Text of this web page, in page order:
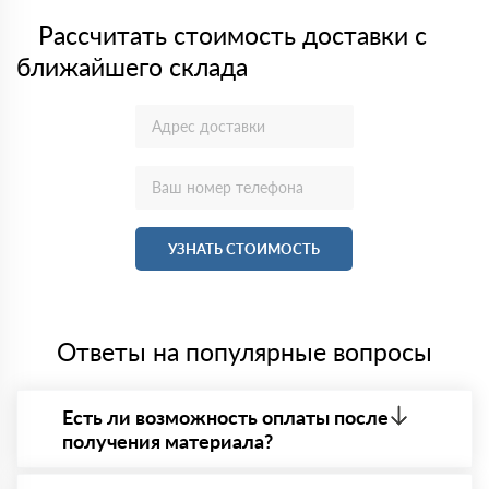
Рассчитать стоимость доставки с
ближайшего склада
УЗНАТЬ СТОИМОСТЬ
Ответы на популярные вопросы
Есть ли возможность оплаты после
получения материала?